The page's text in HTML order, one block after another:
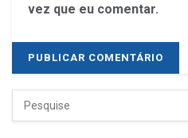
vez que eu comentar.